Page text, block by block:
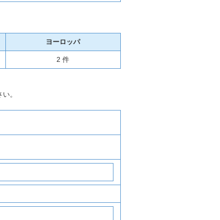
ヨーロッパ
2 件
。